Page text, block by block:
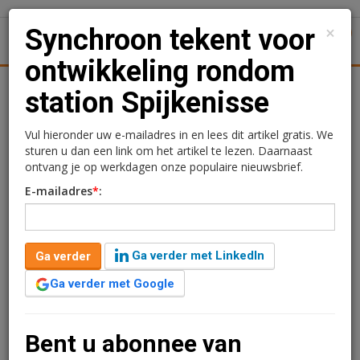
Uitgelicht Achtergronden Woningmarkt
Synchroon tekent voor
ontwikkeling rondom
station Spijkenisse
Kimberly Camu
25 september 2020 om 16:37
6 jaar geleden aangepast
2 minuten leestijd
Synchroon, een dochteronderneming van TBI Holdings,
ontwikkeling van het Stationsplein van Metro
×
Synchroon tekent voor
ontwikkeling rondom
station Spijkenisse
Vul hieronder uw e-mailadres in en lees dit artikel gratis. We
sturen u dan een link om het artikel te lezen. Daarnaast
ontvang je op werkdagen onze populaire nieuwsbrief.
E-mailadres*:
Ga verder
Ga verder met LinkedIn
Ga verder met Google
Bent u abonnee van